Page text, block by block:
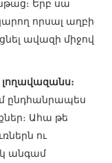
Երբ սա
որսալ աղբի
ավազի միջով
ընդհանրապես
Ահա թե
ու
անգամ